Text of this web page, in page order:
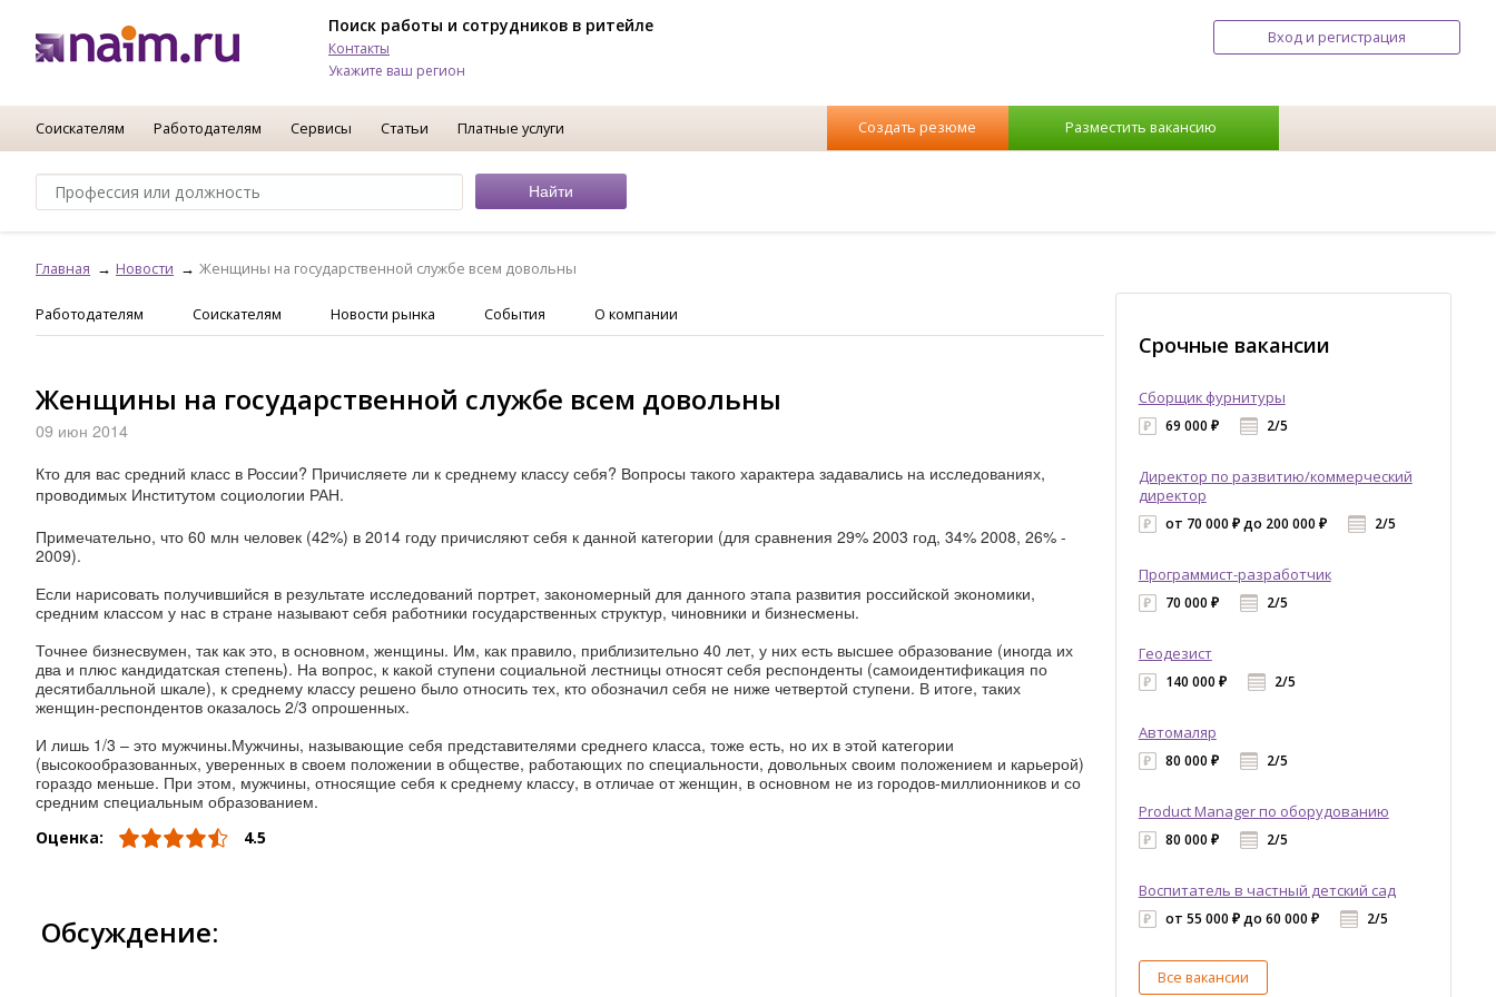
Поиск работы и сотрудников в ритейле
Контакты
Укажите ваш регион
Вход и регистрация
Соискателям Работодателям Сервисы Статьи Платные услуги Создать резюме Разместить вакансию
Главная Новости Женщины на государственной службе всем довольны
Работодателям Соискателям Новости рынка События О компании
Женщины на государственной службе всем довольны
09 июн 2014
Кто для вас средний класс в России? Причисляете ли к среднему классу себя? Вопросы такого характера задавались на исследованиях,
проводимых Институтом социологии РАН.
Примечательно, что 60 млн человек (42%) в 2014 году причисляют себя к данной категории (для сравнения 29% 2003 год, 34% 2008, 26% -
2009).
Если нарисовать получившийся в результате исследований портрет, закономерный для данного этапа развития российской экономики,
средним классом у нас в стране называют себя работники государственных структур, чиновники и бизнесмены.
Точнее бизнесвумен, так как это, в основном, женщины. Им, как правило, приблизительно 40 лет, у них есть высшее образование (иногда их
два и плюс кандидатская степень). На вопрос, к какой ступени социальной лестницы относят себя респонденты (самоидентификация по
десятибалльной шкале), к среднему классу решено было относить тех, кто обозначил себя не ниже четвертой ступени. В итоге, таких
женщин-респондентов оказалось 2/3 опрошенных.
И лишь 1/3 – это мужчины.Мужчины, называющие себя представителями среднего класса, тоже есть, но их в этой категории
(высокообразованных, уверенных в своем положении в обществе, работающих по специальности, довольных своим положением и карьерой)
гораздо меньше. При этом, мужчины, относящие себя к среднему классу, в отличае от женщин, в основном не из городов-миллионников и со
средним специальным образованием.
Оценка: 4.5
Обсуждение:
Срочные вакансии
Сборщик фурнитуры
69 000 ₽ 2/5
Директор по развитию/коммерческий
директор
от 70 000 ₽ до 200 000 ₽ 2/5
Программист-разработчик
70 000 ₽ 2/5
Геодезист
140 000 ₽ 2/5
Автомаляр
80 000 ₽ 2/5
Product Manager по оборудованию
80 000 ₽ 2/5
Воспитатель в частный детский сад
от 55 000 ₽ до 60 000 ₽ 2/5
Все вакансии